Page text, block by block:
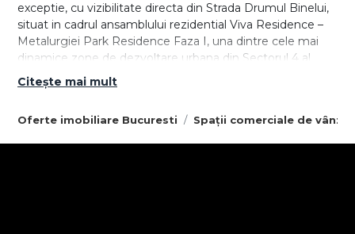
Oferte imobiliare Bucuresti Spații comerciale de
exceptie, cu vizibilitate directa din Strada Drumul Binelui,
situat in cadrul ansamblului rezidential Viva Residence –
Metalurgiei Park Residence Faza I, una dintre cele mai
dinamice zone de dezvoltare urbana din Sectorul 4 al
Capitalei.
si vad comercial constant, acest spatiu este ideal pentru
Citește mai mult